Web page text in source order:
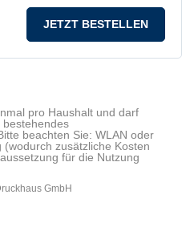
JETZT BESTELLEN
pro Haushalt und darf
bestehendes
beachten Sie: WLAN oder
zusätzliche Kosten
für die Nutzung
GmbH